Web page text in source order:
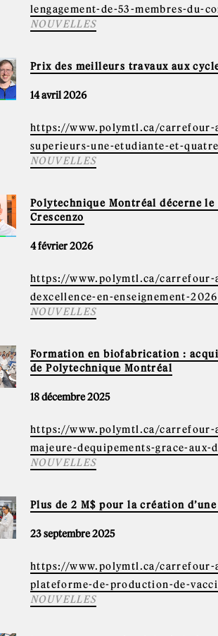
lengagement-de-53-membres-du-
NOUVELLES
Prix des meilleurs travaux aux
14 avril 2026
https://www.polymtl.ca/carrefour-
superieurs-une-etudiante-et-
NOUVELLES
Polytechnique Montréal décerne
Crescenzo
4 février 2026
https://www.polymtl.ca/
dexcellence-en-enseignement-
NOUVELLES
Formation en biofabrication :
de Polytechnique Montréal
18 décembre 2025
https://www.polymtl.ca/
majeure-dequipements-grace-
NOUVELLES
Plus de 2 M$ pour la création
23 septembre 2025
https://www.polymtl.ca/
plateforme-de-production-de-
NOUVELLES